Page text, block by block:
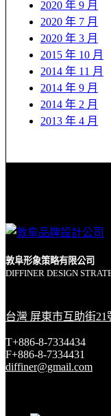
2020 年 9 月
2020 年 7 月
2020 年 3 月
2015 年 10 月
2014 年 11 月
2014 年 9 月
2014 年 2 月
2013 年 4 月
敦阜形象策略有限公司
DIFFINER DESIGN
台灣 屏東市互助街21
T+886-8-7334434
F+886-8-7334431
diffiner@gmail.com